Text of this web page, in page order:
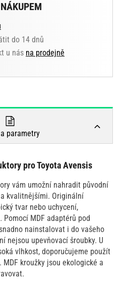
do 14 dnů
u nás na prodejně
parametry
pro Toyota Avensis
vám umožní nahradit původní
kvalitnějšími. Originální
tvar nebo uchycení,
Pomocí MDF adaptérů pod
nainstalovat i do vašeho
nejsou upevňovací šroubky. U
vlhkost, doporučujeme použít
. MDF kroužky jsou ekologické a